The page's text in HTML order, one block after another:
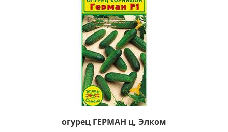
огурец ГЕРМАН ц, Элком